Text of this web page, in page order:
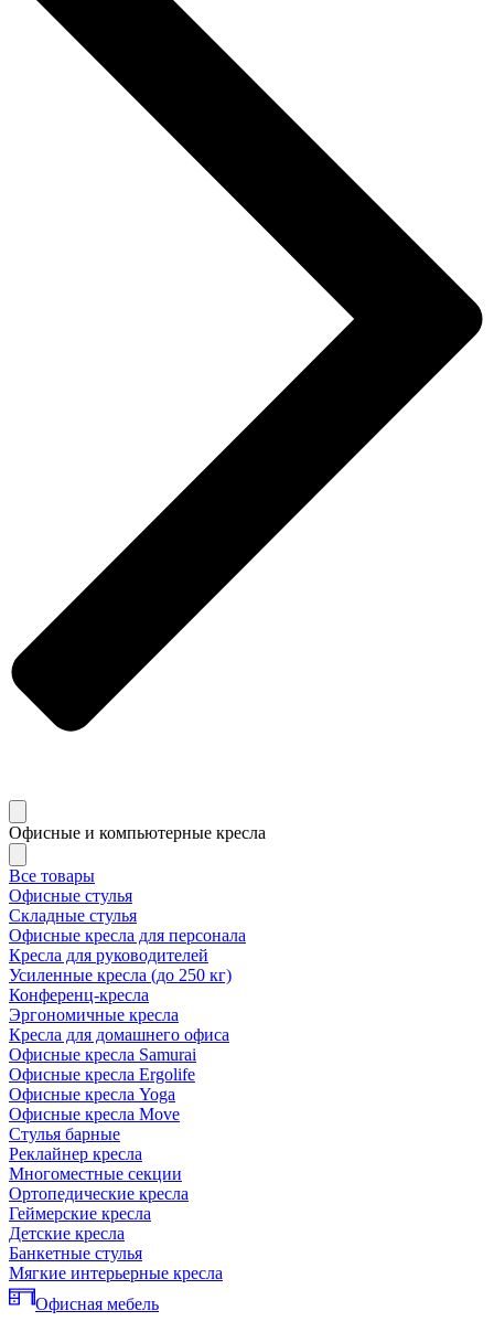
Офисные и компьютерные кресла
Все товары
Офисные стулья
Складные стулья
Офисные кресла для персонала
Кресла для руководителей
Усиленные кресла (до 250 кг)
Конференц-кресла
Эргономичные кресла
Кресла для домашнего офиса
Офисные кресла Samurai
Офисные кресла Ergolife
Офисные кресла Yoga
Офисные кресла Move
Стулья барные
Реклайнер кресла
Многоместные секции
Ортопедические кресла
Геймерские кресла
Детские кресла
Банкетные стулья
Мягкие интерьерные кресла
Офисная мебель